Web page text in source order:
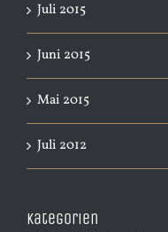
Juli 2015
Juni 2015
Mai 2015
Juli 2012
Kategorien